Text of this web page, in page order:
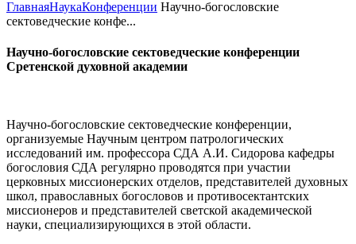
ГлавнаяНаукаКонференции Научно-богословские
сектоведческие конфе...
Научно-богословские сектоведческие конференции
Сретенской духовной академии
Научно-богословские сектоведческие конференции,
организуемые Научным центром патрологических
исследований им. профессора СДА А.И. Сидорова кафедры
богословия СДА регулярно проводятся при участии
церковных миссионерских отделов, представителей духовных
школ, православных богословов и противосектантских
миссионеров и представителей светской академической
науки, специализирующихся в этой области.